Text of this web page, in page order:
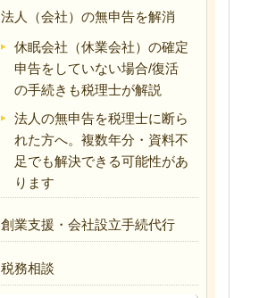
法人（会社）の無申告を解消
休眠会社（休業会社）の確定
申告をしていない場合/復活
の手続きも税理士が解説
法人の無申告を税理士に断ら
れた方へ。複数年分・資料不
足でも解決できる可能性があ
ります
創業支援・会社設立手続代行
税務相談